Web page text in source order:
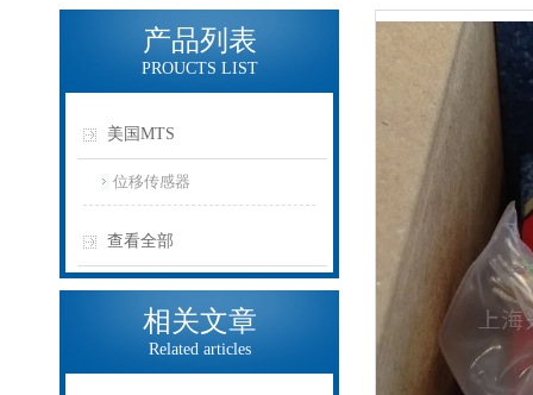
产品列表
PROUCTS LIST
美国MTS
位移传感器
查看全部
相关文章
Related articles